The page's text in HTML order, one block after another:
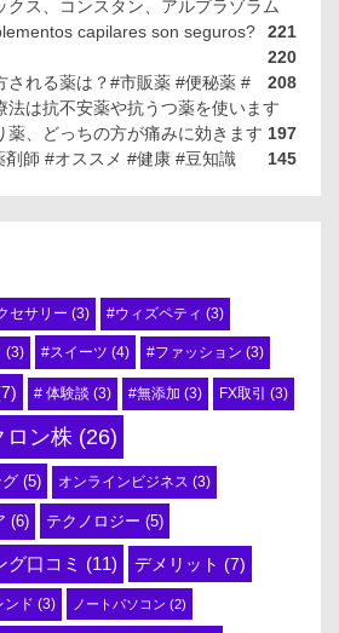
クス、コンスタン、アルプラゾラム
221
capilares son seguros?
220
される薬は？#市販薬 #便秘薬 #
208
法は抗不安薬や抗うつ薬を使います
197
薬、どっちの方が痛みに効きます
師 #オススメ #健康 #豆知識
145
セサリー (3) #ウィズペティ (3)
(3) #スイーツ (4) #ファッション (3)
# 体験談 (3) #無添加 (3) FX取引 (3)
ロン株 (26)
(5) オンラインビジネス (3)
(6) テクノロジー (5)
グ口コミ (11) デメリット (7)
ンド (3) ノートパソコン (2)